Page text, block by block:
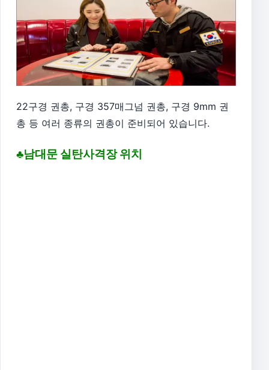
22구경 권총, 구경 357매그넘 권총, 구경 9mm 권
총 등 여러 종류의 권총이 준비되어 있습니다.
♣남대문 실탄사격장 위치